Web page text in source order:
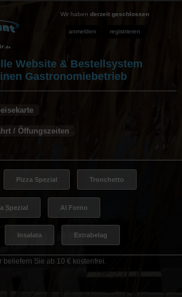
Wir haben derzeit geschlossen
anmelden registrieren
Website & Bestellsystem
Gastronomiebetrieb
/ Öffungszeiten
Pizza Spezial Tronchetto
Spezial Al Forno
Insalata Extrabelag
beliefern Sie ab 10 € kostenfrei.